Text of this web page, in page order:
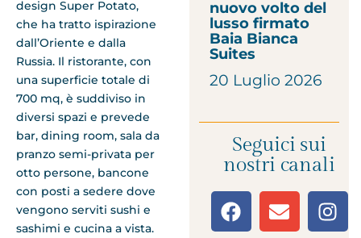
design Super Potato,
che ha tratto ispirazione
dall’Oriente e dalla
Russia. Il ristorante, con
una superficie totale di
700 mq, è suddiviso in
diversi spazi e prevede
bar, dining room, sala da
pranzo semi-privata per
otto persone, bancone
con posti a sedere dove
vengono serviti sushi e
sashimi e cucina a vista.
nuovo volto del
lusso firmato
Baia Bianca
Suites
20 Luglio 2026
Seguici sui
nostri canali